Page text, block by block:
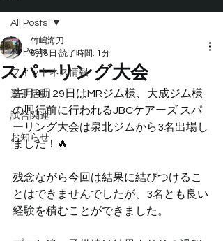
All Posts
フィットネス情報
選手活動
試合関連
お知らせ
All Posts
スパーリング大会
竹嶋海刀
5月8日 読了時間: 1分
先月4月29日はMRジム様、大成ジム様
の興行前に行われるJBCケアーズ スパ
ーリング大会は泉北ジムから3名出場し
ました！🔥
残念ながら今回は結果に結びつけるこ
とはできませんでしたが、3名とも良い
経験を積むことができました。